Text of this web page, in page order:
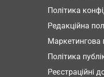
Політика
Редакційна
Маркетингова
Політика
Реєстраційні